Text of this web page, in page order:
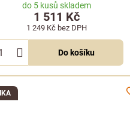
do 5 kusů skladem
1 511 Kč
1 249 Kč bez DPH
Do košíku